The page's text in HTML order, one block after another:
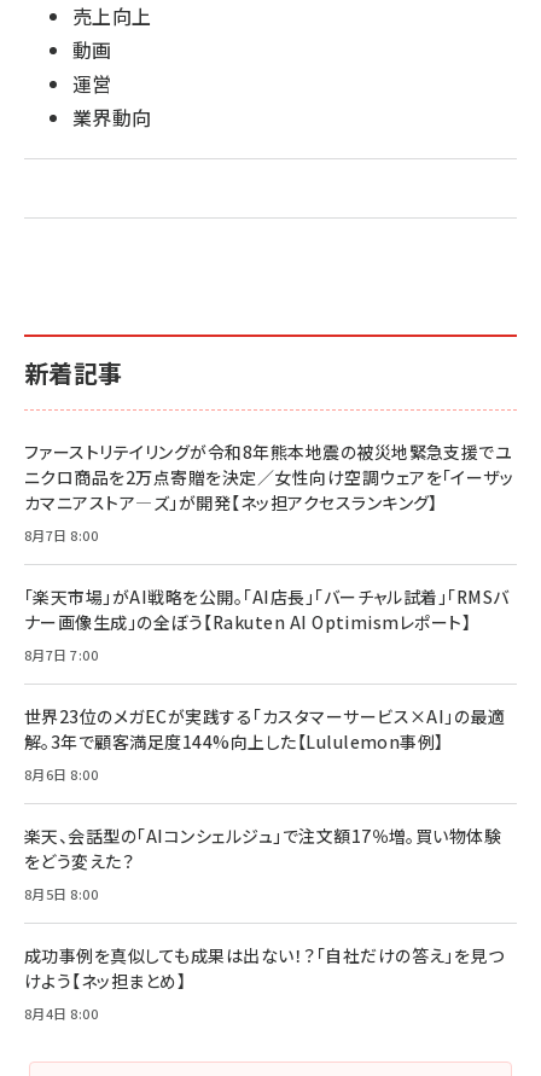
売上向上
動画
運営
業界動向
新着記事
ファーストリテイリングが令和8年熊本地震の被災地緊急支援でユ
ニクロ商品を2万点寄贈を決定／女性向け空調ウェアを「イーザッ
カマニアストア―ズ」が開発【ネッ担アクセスランキング】
8月7日 8:00
「楽天市場」がAI戦略を公開。「AI店長」「バーチャル試着」「RMSバ
ナー画像生成」の全ぼう【Rakuten AI Optimismレポート】
8月7日 7:00
世界23位のメガECが実践する「カスタマーサービス×AI」の最適
解。3年で顧客満足度144%向上した【Lululemon事例】
8月6日 8:00
楽天、会話型の「AIコンシェルジュ」で注文額17％増。買い物体験
をどう変えた？
8月5日 8:00
成功事例を真似しても成果は出ない！？「自社だけの答え」を見つ
けよう【ネッ担まとめ】
8月4日 8:00